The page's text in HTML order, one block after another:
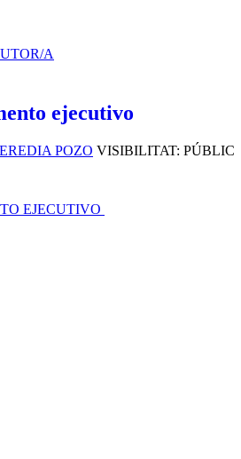
A
ejecutivo
POZO VISIBILITAT: PÚBLIC
EJECUTIVO